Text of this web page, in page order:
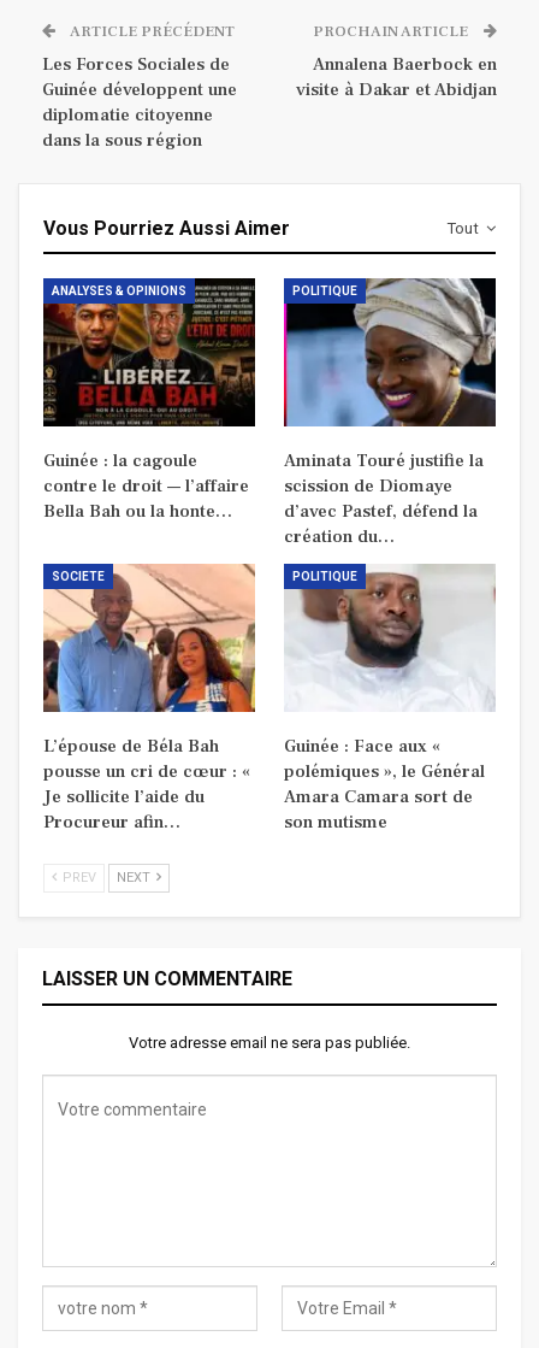
ARTICLE PRÉCÉDENT
Les Forces Sociales de
Guinée développent une
diplomatie citoyenne
dans la sous région
PROCHAIN ARTICLE
Annalena Baerbock en
visite à Dakar et Abidjan
Tout
Vous Pourriez Aussi Aimer
ANALYSES & OPINIONS
Guinée : la cagoule
contre le droit — l’affaire
Bella Bah ou la honte…
POLITIQUE
Aminata Touré justifie la
scission de Diomaye
d’avec Pastef, défend la
création du…
SOCIETE
L’épouse de Béla Bah
pousse un cri de cœur : «
Je sollicite l’aide du
Procureur afin…
POLITIQUE
Guinée : Face aux «
polémiques », le Général
Amara Camara sort de
son mutisme
PREV NEXT
LAISSER UN COMMENTAIRE
Votre adresse email ne sera pas publiée.